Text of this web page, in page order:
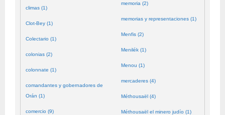
climas (1)
Clot-Bey (1)
Colectario (1)
colonias (2)
colonnate (1)
comandantes y gobernadores de
Orán (1)
comercio (9)
memoria (2)
memorias y representaciones (1)
Menfis (2)
Menilék (1)
Menou (1)
mercaderes (4)
Méthousaël (4)
Méthousaël el minero judío (1)